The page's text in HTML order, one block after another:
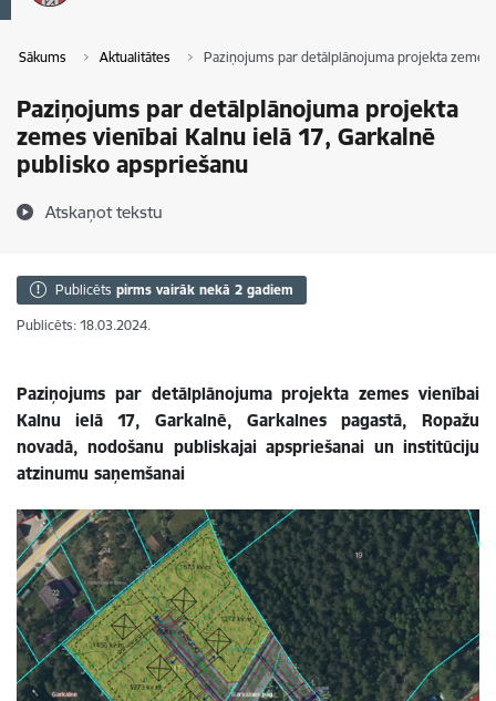
Sākums Aktualitātes Paziņojums par detālplānojuma projekta
Paziņojums par detālplānojuma projekta
zemes vienībai Kalnu ielā 17, Garkalnē
publisko apspriešanu
Atskaņot tekstu
Publicēts pirms vairāk nekā 2 gadiem
Publicēts: 18.03.2024.
Paziņojums par detālplānojuma projekta zemes vienībai
Kalnu ielā 17, Garkalnē, Garkalnes pagastā, Ropažu
novadā, nodošanu publiskajai apspriešanai un institūciju
atzinumu saņemšanai